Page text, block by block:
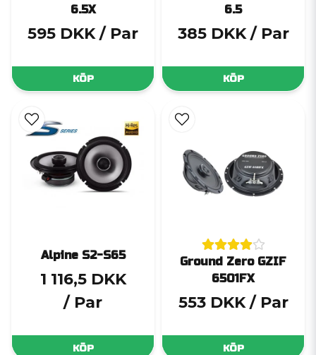
6.5X
595 DKK / Par
KÖP
6.5
385 DKK / Par
KÖP
Alpine S2-S65
1 116,5 DKK
/ Par
KÖP
Ground Zero GZIF
6501FX
553 DKK / Par
KÖP